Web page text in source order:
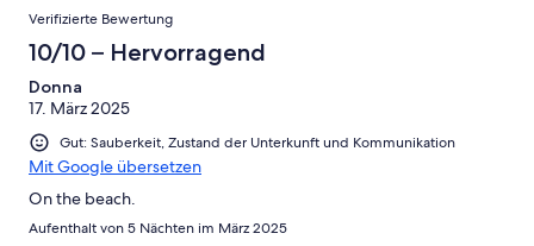
Verifizierte Bewertung
10/10 – Hervorragend
Donna
17. März 2025
Gut: Sauberkeit, Zustand der Unterkunft und Kommunikation
Mit Google übersetzen
On the beach.
Aufenthalt von 5 Nächten im März 2025